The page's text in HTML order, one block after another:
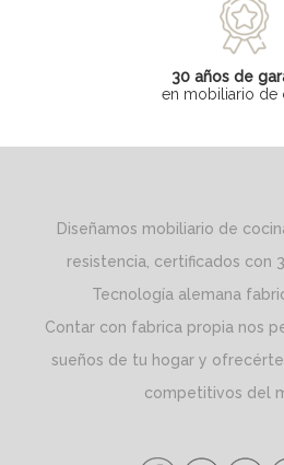
30 años de
en mobiliario de
Diseñamos mobiliario de
resistencia, certificados con
Tecnología alemana
Contar con fabrica propia nos
sueños de tu hogar y
competitivos del